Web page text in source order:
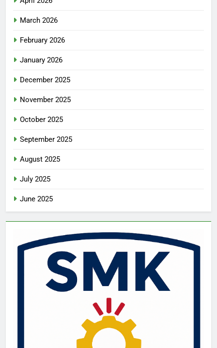
March 2026
February 2026
January 2026
December 2025
November 2025
October 2025
September 2025
August 2025
July 2025
June 2025